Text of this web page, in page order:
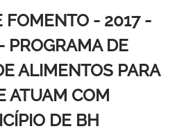
FOMENTO - 2017 -
PROGRAMA DE
ALIMENTOS PARA
ATUAM COM
DE BH